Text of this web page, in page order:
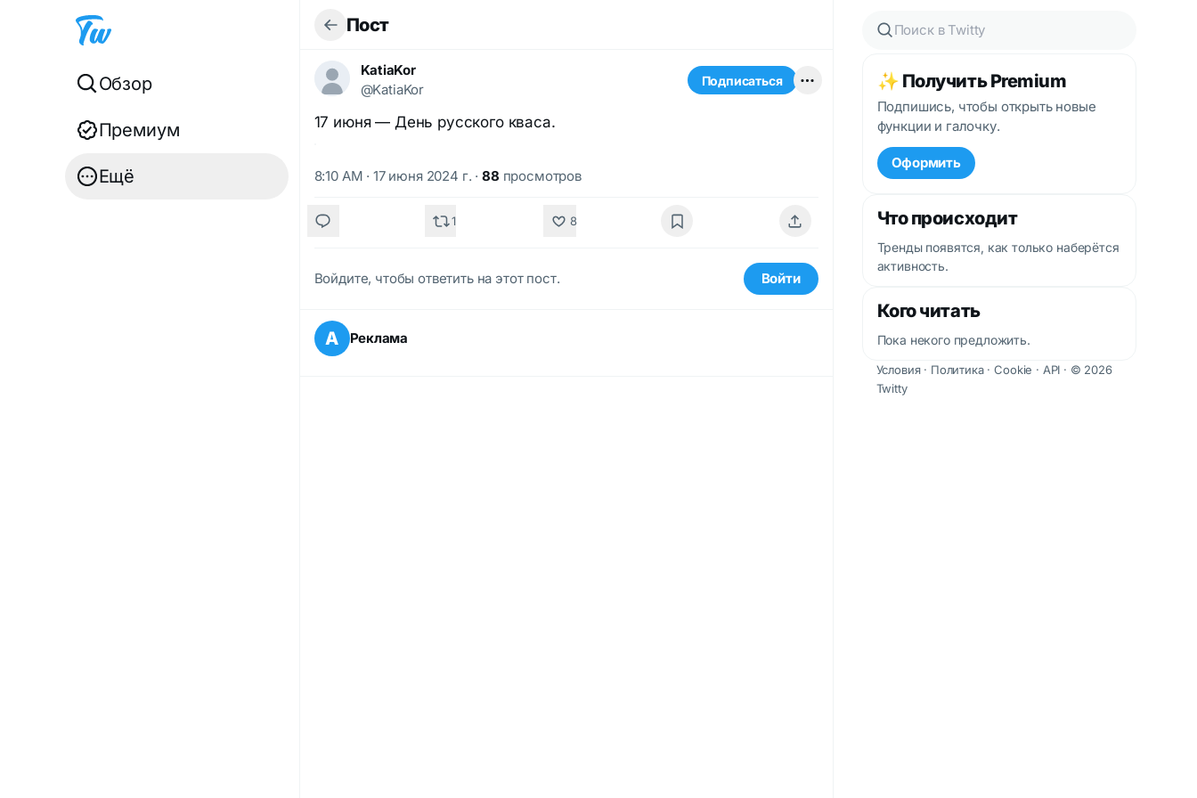
Обзор
Премиум
Ещё
Пост
KatiaKor
@KatiaKor
Подписаться
17 июня — День русского кваса.
8:10 AM · 17 июня 2024 г. ·88 просмотров
1 8
Войдите, чтобы ответить на этот пост. Войти
А Реклама
✨ Получить Premium
Подпишись, чтобы открыть новые
функции и галочку.
Оформить
Что происходит
Тренды появятся, как только наберётся
активность.
Кого читать
Пока некого предложить.
Условия· Политика·Cookie · API · © 2026
Twitty